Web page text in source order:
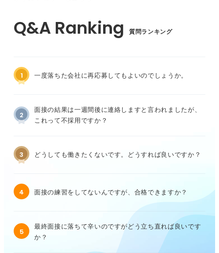
質問ランキング
1 一度落ちた会社に再応募してもよいのでしょうか。
2
面接の結果は一週間後に連絡しますと言われましたが、
これって不採用ですか？
3 どうしても働きたくないです。どうすれば良いですか？
4 面接の練習をしてないんですが、合格できますか？
5
最終面接に落ちて辛いのですがどう立ち直れば良いです
か？